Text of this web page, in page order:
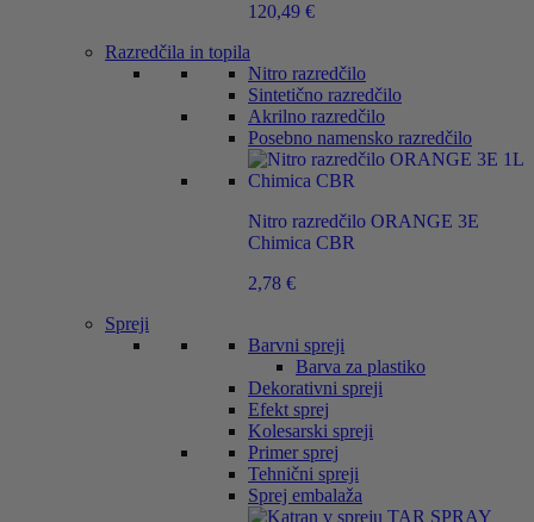
120,49 €
Razredčila in topila
Nitro razredčilo
Sintetično razredčilo
Akrilno razredčilo
Posebno namensko razredčilo
Nitro razredčilo ORANGE 3E
Chimica CBR
2,78 €
Spreji
Barvni spreji
Barva za plastiko
Dekorativni spreji
Efekt sprej
Kolesarski spreji
Primer sprej
Tehnični spreji
Sprej embalaža